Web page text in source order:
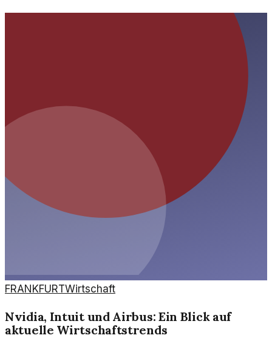
aktuellen und zukünftigen Spielen. Analysten
FRANKFURTWirtschaft
Nvidia, Intuit und Airbus: Ein Blick auf
aktuelle Wirtschaftstrends